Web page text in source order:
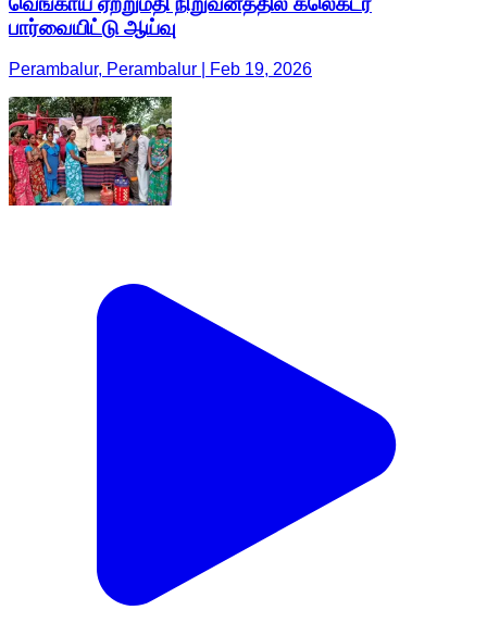
பார்வையிட்டு ஆய்வு
Perambalur, Perambalur | Feb 19, 2026